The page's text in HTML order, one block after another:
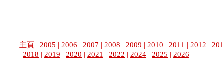
主頁 | 2005 | 2006 | 2007 | 2008 | 2009 | 2010 | 2011 | 2012 |
| 2018 | 2019 | 2020 | 2021 | 2022 | 2024 | 2025 | 2026